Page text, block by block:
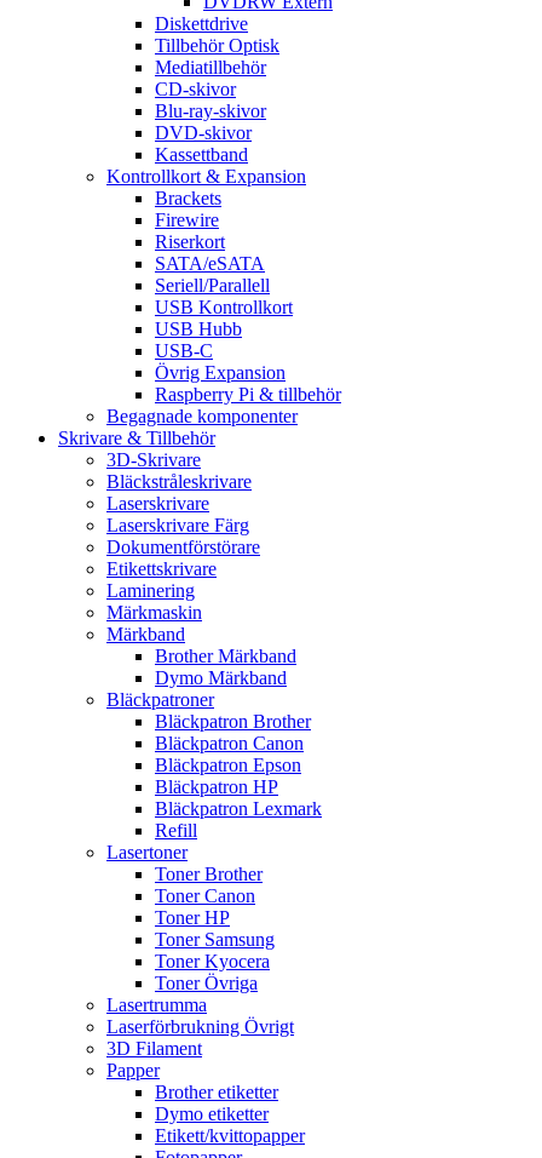
Diskettdrive
Tillbehör Optisk
Mediatillbehör
CD-skivor
Blu-ray-skivor
DVD-skivor
Kassettband
Kontrollkort & Expansion
Brackets
Firewire
Riserkort
SATA/eSATA
Seriell/Parallell
USB Kontrollkort
USB Hubb
USB-C
Övrig Expansion
Raspberry Pi & tillbehör
Begagnade komponenter
Skrivare & Tillbehör
3D-Skrivare
Bläckstråleskrivare
Laserskrivare
Laserskrivare Färg
Dokumentförstörare
Etikettskrivare
Laminering
Märkmaskin
Märkband
Brother Märkband
Dymo Märkband
Bläckpatroner
Bläckpatron Brother
Bläckpatron Canon
Bläckpatron Epson
Bläckpatron HP
Bläckpatron Lexmark
Refill
Lasertoner
Toner Brother
Toner Canon
Toner HP
Toner Samsung
Toner Kyocera
Toner Övriga
Lasertrumma
Laserförbrukning Övrigt
3D Filament
Papper
Brother etiketter
Dymo etiketter
Etikett/kvittopapper